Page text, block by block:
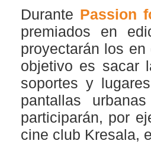
Durante Passion
premiados en
proyectarán los
objetivo es sacar
soportes y
pantallas
participarán, por
cine club Kresala,